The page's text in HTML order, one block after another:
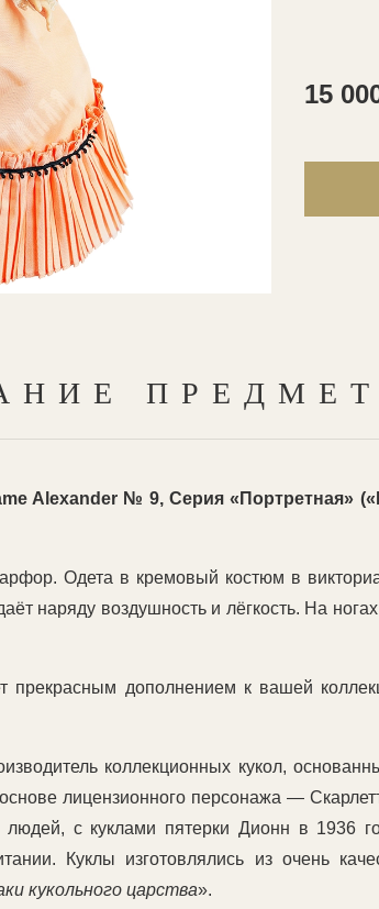
15
Alexander № 9, Серия «Портретная»
Одета в кремовый костюм в
наряду воздушность и лёгкость. На
прекрасным дополнением к вашей
коллекционных кукол,
лицензионного персонажа —
с куклами пятерки Дионн в 1936
Куклы изготовлялись из очень
кукольного царства».